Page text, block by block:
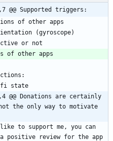
@@ Supported triggers:
@@ Donations are certainly
the only way to motivate
to support me, you can
positive review for the app